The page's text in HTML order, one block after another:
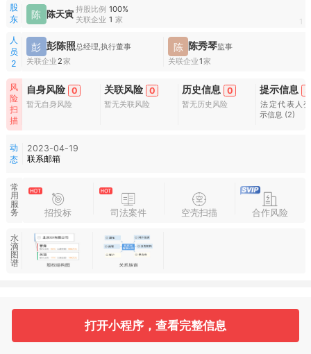
股
东
陈 陈天寅 持股比例 100%
关联企业 1 家 1
人
员
2
彭 彭陈照总经理,执行董事
关联企业2家
陈 陈秀琴监事
关联企业1家
风
险
扫
描
自身风险 0
暂无自身风险
关联风险 0
暂无关联风险
历史信息 0
暂无历史风险
提示信息 3
法定代表人
示信息 (2)
动
态
2023-04-19
联系邮箱
常
用
服
务
招投标 司法案件 空壳扫描 合作风险
水
滴
图
谱
基本信息 收起
打开小程序，查看完整信息